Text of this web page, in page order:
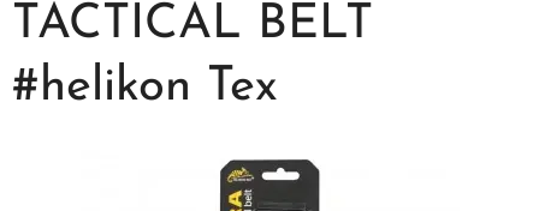
TACTICAL BELT
#helikon Tex